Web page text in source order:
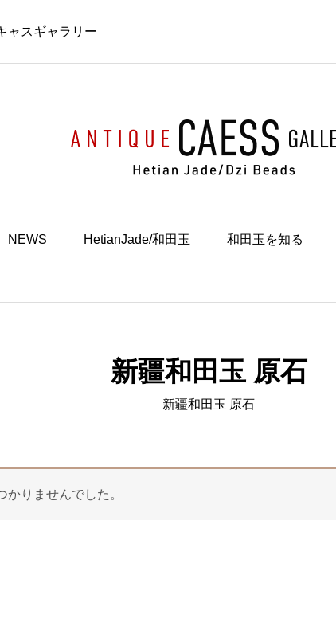
ャスギャラリー
NEWS HetianJade/和田玉 和田玉を知る
新疆和田玉 原石
新疆和田玉 原石
りませんでした。